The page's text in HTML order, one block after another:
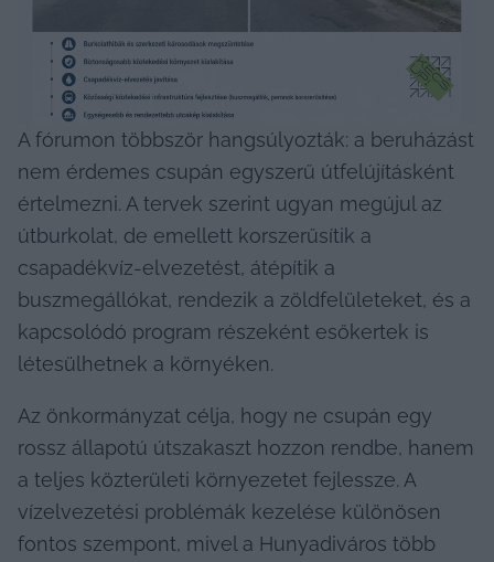
A fórumon többször hangsúlyozták: a beruházást
nem érdemes csupán egyszerű útfelújításként
értelmezni. A tervek szerint ugyan megújul az
útburkolat, de emellett korszerűsítik a
csapadékvíz-elvezetést, átépítik a
buszmegállókat, rendezik a zöldfelületeket, és a
kapcsolódó program részeként esőkertek is
létesülhetnek a környéken.
Az önkormányzat célja, hogy ne csupán egy
rossz állapotú útszakaszt hozzon rendbe, hanem
a teljes közterületi környezetet fejlessze. A
vízelvezetési problémák kezelése különösen
fontos szempont, mivel a Hunyadiváros több